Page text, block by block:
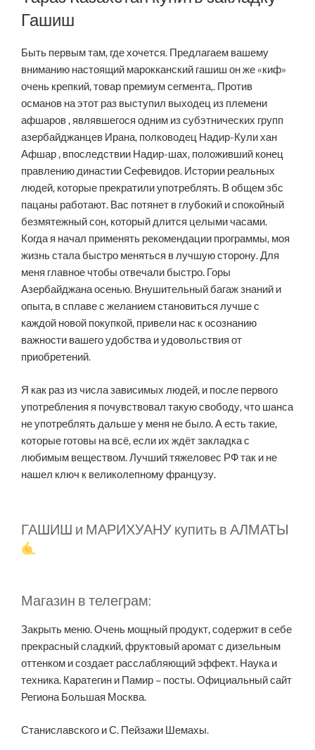
Гашиш
Быть первым там, где хочется. Предлагаем вашему
вниманию настоящий марокканский гашиш он же «киф»
очень крепкий, товар премиум сегмента,. Против
османов на этот раз выступил выходец из племени
афшаров , являвшегося одним из субэтнических групп
азербайджанцев Ирана, полководец Надир-Кули хан
Афшар , впоследствии Надир-шах, положивший конец
правлению династии Сефевидов. Истории реальных
людей, которые прекратили употреблять. В общем збс
пацаны работают. Вас потянет в глубокий и спокойный
безмятежный сон, который длится целыми часами.
Когда я начал применять рекомендации программы, моя
жизнь стала быстро меняться в лучшую сторону. Для
меня главное чтобы отвечали быстро. Горы
Азербайджана осенью. Внушительный багаж знаний и
опыта, в сплаве с желанием становиться лучше с
каждой новой покупкой, привели нас к осознанию
важности вашего удобства и удовольствия от
приобретений.
Я как раз из числа зависимых людей, и после первого
употребления я почувствовал такую свободу, что шанса
не употреблять дальше у меня не было. А есть такие,
которые готовы на всё, если их ждёт закладка с
любимым веществом. Лучший тяжеловес РФ так и не
нашел ключ к великолепному французу.
ГАШИШ и МАРИХУАНУ купить в АЛМАТЫ
Магазин в телеграм:
Закрыть меню. Очень мощный продукт, содержит в себе
прекрасный сладкий, фруктовый аромат с дизельным
оттенком и создает расслабляющий эффект. Наука и
техника. Каратегин и Памир – посты. Официальный сайт
Региона Большая Москва.
Станиславского и С. Пейзажи Шемахы.